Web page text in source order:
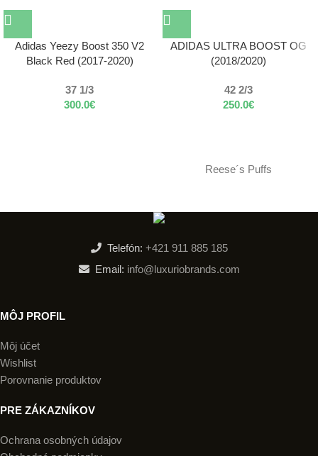
Adidas Yeezy Boost 350 V2
Black Red (2017-2020)
37 1/3
300.0€
ADIDAS ULTRA BOOST OG
(2018/2020)
42 2/3
250.0€
Reese´s Puffs
Telefón: +421 911 885 185
Email: info@luxuriobrands.com
MÔJ PROFIL
Môj účet
Wishlist
Porovnanie produktov
PRE ZÁKAZNÍKOV
Ochrana osobných údajov